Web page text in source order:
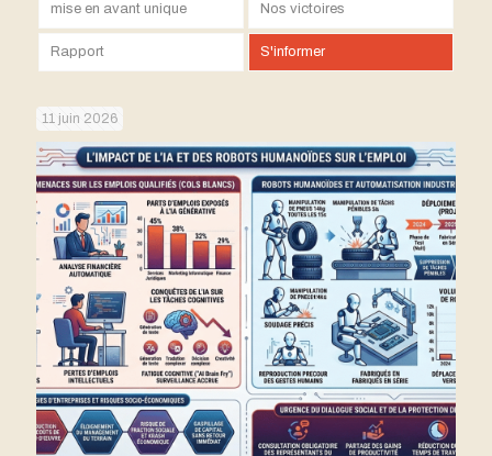
mise en avant unique Nos victoires
Rapport S'informer
11 juin 2026